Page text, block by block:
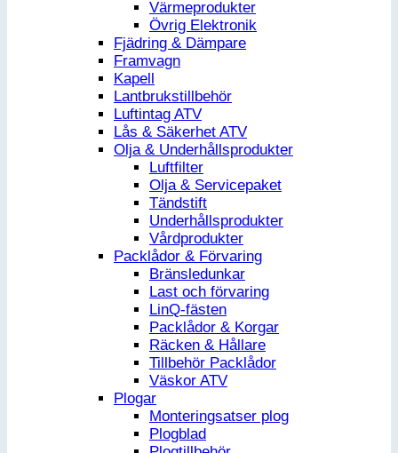
Värmeprodukter
Övrig Elektronik
Fjädring & Dämpare
Framvagn
Kapell
Lantbrukstillbehör
Luftintag ATV
Lås & Säkerhet ATV
Olja & Underhållsprodukter
Luftfilter
Olja & Servicepaket
Tändstift
Underhållsprodukter
Vårdprodukter
Packlådor & Förvaring
Bränsledunkar
Last och förvaring
LinQ-fästen
Packlådor & Korgar
Räcken & Hållare
Tillbehör Packlådor
Väskor ATV
Plogar
Monteringsatser plog
Plogblad